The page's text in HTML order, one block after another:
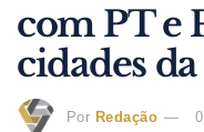
com PT e
cidades
Por Redação